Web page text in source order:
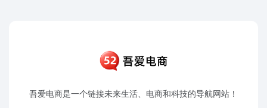
吾爱电商是一个链接未来生活、电商和科技的导航网站！